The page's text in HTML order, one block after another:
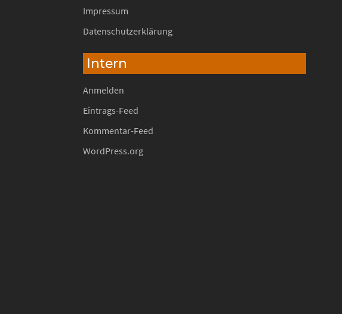
Impressum
Datenschutzerklärung
Intern
Anmelden
Eintrags-Feed
Kommentar-Feed
WordPress.org